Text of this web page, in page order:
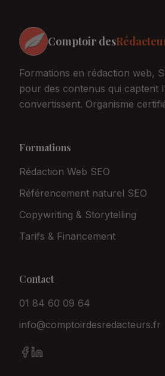
Comptoir des
Formations en rédaction web,
pour des contenus qui captent
convertissent. Organisme
Formations
Rédaction Web SEO
Référencement naturel SEO
Copywriting & Storytelling
Tarifs & Financement
Contact
01 84 60 09 64
info@comptoirdesredacteurs.fr